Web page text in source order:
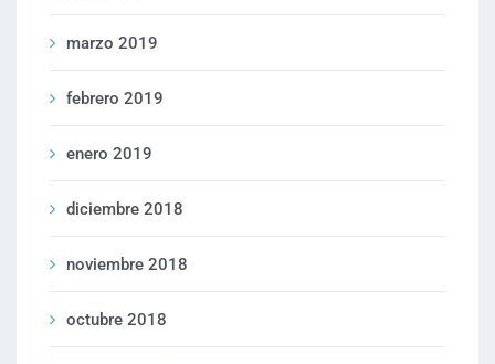
marzo 2019
febrero 2019
enero 2019
diciembre 2018
noviembre 2018
octubre 2018